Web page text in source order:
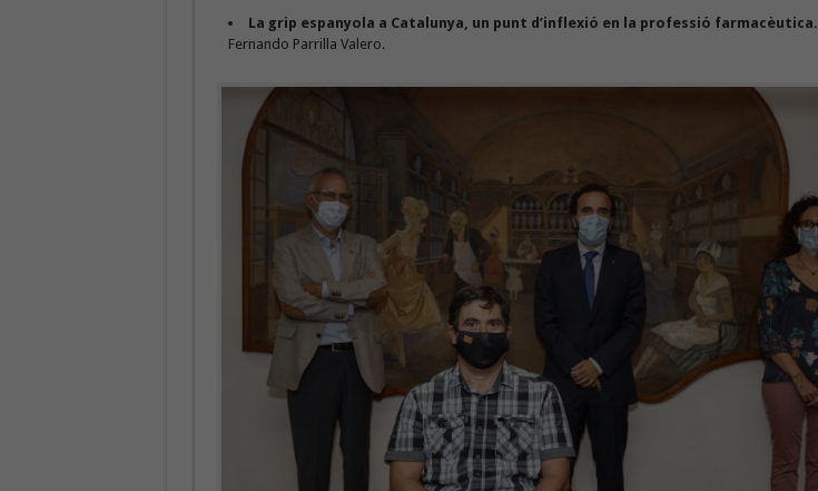
La grip espanyola a Catalunya, un punt d’inflexió en la professió farmacèutica.
Fernando Parrilla Valero.